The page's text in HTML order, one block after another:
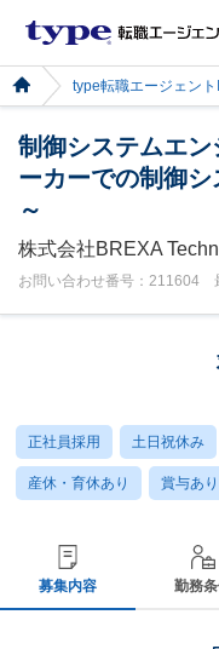
type転職エージェント
制御システムエ
ーカーでの制御
～
株式会社BREXA
お問い合わせ番号：211604
正社員採用 土日祝休み
産休・育休あり 賞与あり
募集内容 勤務